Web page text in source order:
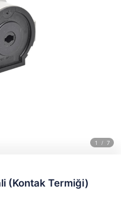
(Kontak Termiği)